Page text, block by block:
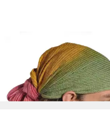
Haarband Magic Schal Lang
lieferbar - in 4-5 Werktagen bei dir
+6